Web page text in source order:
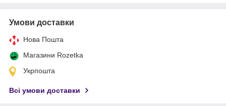
Умови доставки
Нова Пошта
Магазини Rozetka
Укрпошта
Всі умови доставки